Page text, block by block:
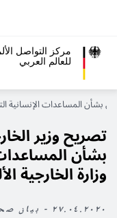
مركز التواصل
للعالم العربي
بشأن المساعدات الإنسانية
تصريح وزير
بشأن
وزارة الخارجية
٢٧.٠٤.٢٠٢٠ - بيان صحفي